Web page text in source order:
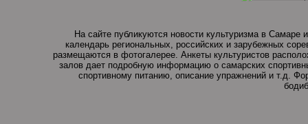
На сайте публикуются новости культуризма в
календарь региональных, российских и зарубежных
размещаются в фотогалерее. Анкеты культуристов
залов дает подробную информацию о самарских
спортивному питанию, описание упражнений и т.д.